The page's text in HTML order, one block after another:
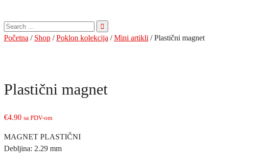
Pretraga
za:
Početna / Shop /Poklon kolekcija /Mini artikli / Plastični magnet
Plastični magnet
€4.90 sa PDV-om
MAGNET PLASTIČNI
Debljina: 2.29 mm